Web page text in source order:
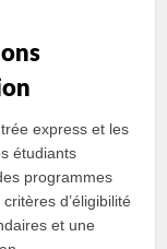
express et les
étudiants
programmes
d’éligibilité
et une